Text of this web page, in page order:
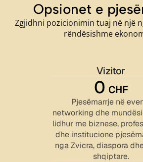
Opsionet e
Zgjidhni pozicionimin tuaj në një
rëndësishme
Vizitor
0 CHF
Pjesëmarrje në
networking dhe mundësi
lidhur me biznese,
dhe institucione
nga Zvicra, diaspora
shqiptare.